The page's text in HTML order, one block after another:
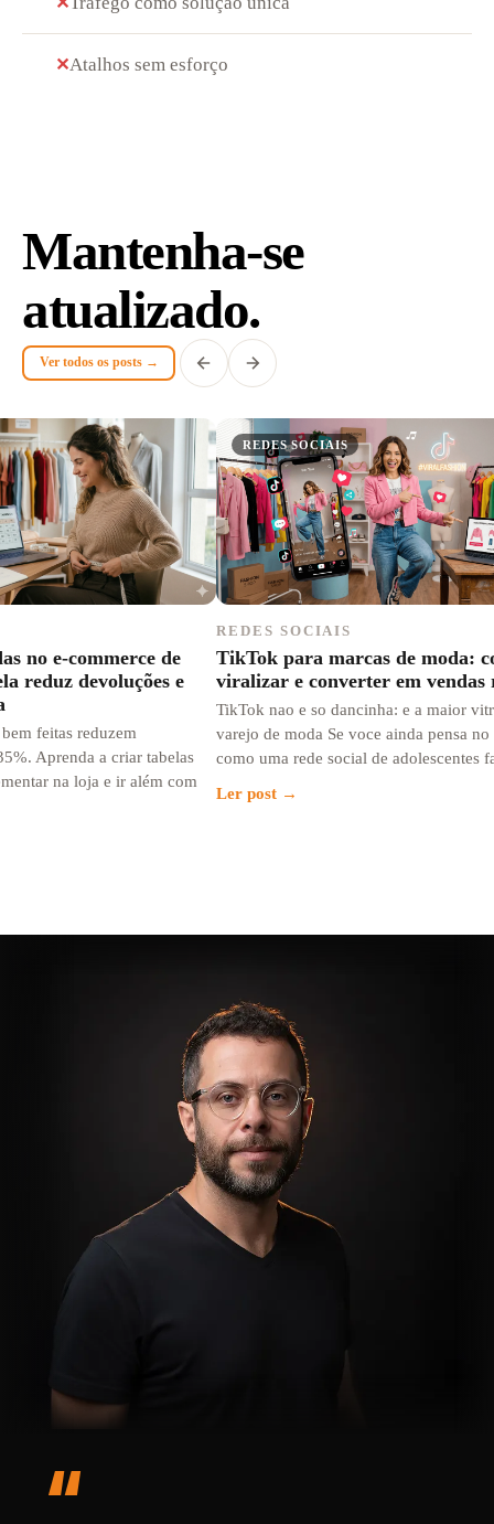
✕Atalhos sem esforço
Mantenha-se
atualizado.
Ver todos os posts →
no e-commerce de
reduz devoluções e
feitas reduzem
Aprenda a criar tabelas
na loja e ir além com
REDES SOCIAIS
REDES SOCIAIS
TikTok para marcas de moda:
viralizar e converter em vendas
TikTok nao e so dancinha: e a maior
varejo de moda Se voce ainda pensa
como uma rede social de adolescentes
Ler post →